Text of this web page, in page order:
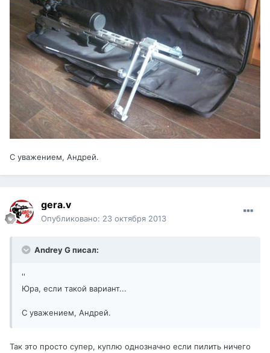
С уважением, Андрей.
gera.v
Опубликовано: 23 октября 2013
Andrey G писал:
''
Юра, если такой вариант...
С уважением, Андрей.
Так это просто супер, куплю однозначно если пилить ничего